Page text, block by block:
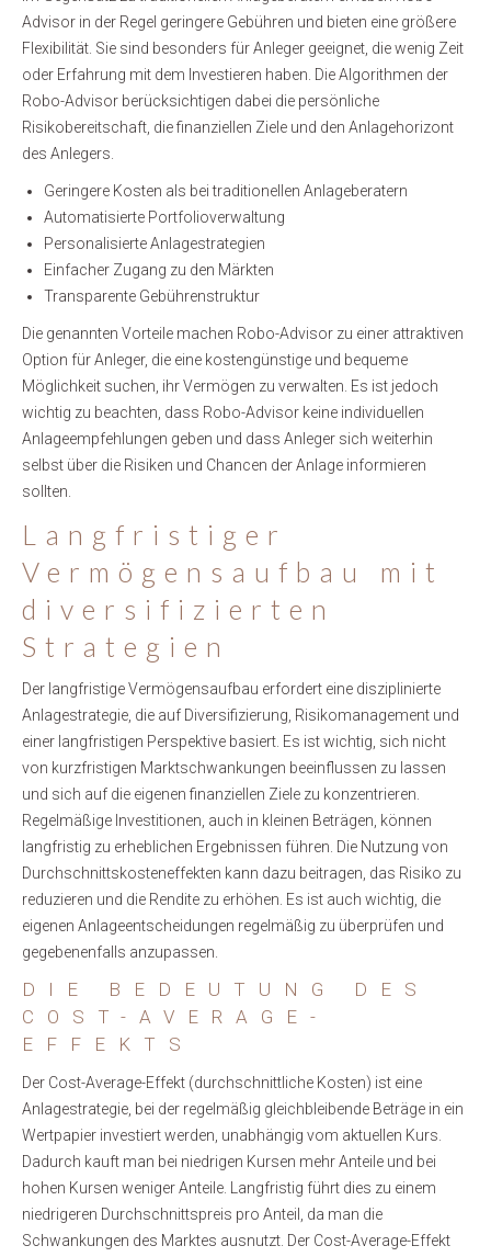
Advisor in der Regel geringere Gebühren und bieten eine größere
Flexibilität. Sie sind besonders für Anleger geeignet, die wenig Zeit
oder Erfahrung mit dem Investieren haben. Die Algorithmen der
Robo-Advisor berücksichtigen dabei die persönliche
Risikobereitschaft, die finanziellen Ziele und den Anlagehorizont
des Anlegers.
Geringere Kosten als bei traditionellen Anlageberatern
Automatisierte Portfolioverwaltung
Personalisierte Anlagestrategien
Einfacher Zugang zu den Märkten
Transparente Gebührenstruktur
Die genannten Vorteile machen Robo-Advisor zu einer attraktiven
Option für Anleger, die eine kostengünstige und bequeme
Möglichkeit suchen, ihr Vermögen zu verwalten. Es ist jedoch
wichtig zu beachten, dass Robo-Advisor keine individuellen
Anlageempfehlungen geben und dass Anleger sich weiterhin
selbst über die Risiken und Chancen der Anlage informieren
sollten.
Langfristiger
Vermögensaufbau mit
diversifizierten
Strategien
Der langfristige Vermögensaufbau erfordert eine disziplinierte
Anlagestrategie, die auf Diversifizierung, Risikomanagement und
einer langfristigen Perspektive basiert. Es ist wichtig, sich nicht
von kurzfristigen Marktschwankungen beeinflussen zu lassen
und sich auf die eigenen finanziellen Ziele zu konzentrieren.
Regelmäßige Investitionen, auch in kleinen Beträgen, können
langfristig zu erheblichen Ergebnissen führen. Die Nutzung von
Durchschnittskosteneffekten kann dazu beitragen, das Risiko zu
reduzieren und die Rendite zu erhöhen. Es ist auch wichtig, die
eigenen Anlageentscheidungen regelmäßig zu überprüfen und
gegebenenfalls anzupassen.
DIE BEDEUTUNG DES
COST-AVERAGE-
EFFEKTS
Der Cost-Average-Effekt (durchschnittliche Kosten) ist eine
Anlagestrategie, bei der regelmäßig gleichbleibende Beträge in ein
Wertpapier investiert werden, unabhängig vom aktuellen Kurs.
Dadurch kauft man bei niedrigen Kursen mehr Anteile und bei
hohen Kursen weniger Anteile. Langfristig führt dies zu einem
niedrigeren Durchschnittspreis pro Anteil, da man die
Schwankungen des Marktes ausnutzt. Der Cost-Average-Effekt